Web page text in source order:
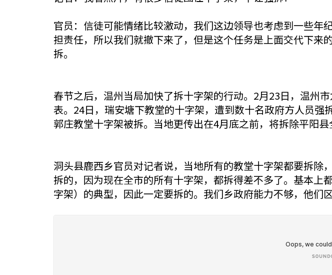
官员：信徒可能情绪比较激动，我们这边领导也考虑到一些
担责任，所以我们就撤下来了，但是这个任务是上面交代下
拆。
春节之后，温州当局加快了拆十字架的行动。2月23日，温州
表。24日，瑞安塘下教堂的十字架，遭到数十名政府方人员
郭庄教堂十字架被拆。当地更传出在4月底之前，将拆除平阳县
洞头县鹿西乡官员对记者说，当地所有的教堂十字架都要拆
拆的，因为现在全市的所有十字架，都拆得差不多了。基本
字架）的典型，因此一定要拆的。我们乡政府能力不够，他们